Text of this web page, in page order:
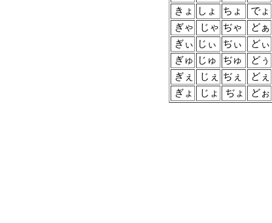
きょ
しょ ちょ
でょ
ぎゃ
じゃ ぢゃ
どぁ
ぎぃ
じぃ ぢぃ
どぃ
ぎゅ
じゅ ぢゅ
どぅ
ぎぇ
じぇ ぢぇ
どぇ
ぎょ
じょ ぢょ どぉ